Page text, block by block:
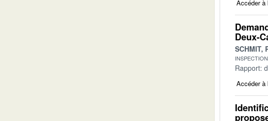
Accéder à
Deux-
SCHMIT,
Rapport:
Accéder à